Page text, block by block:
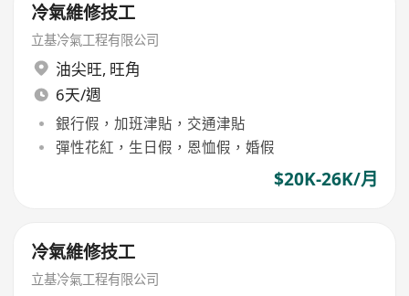
冷氣維修技工
立基冷氣工程有限公司
油尖旺, 旺角
6天/週
銀行假，加班津貼，交通津貼
彈性花紅，生日假，恩恤假，婚假
$20K-26K/月
冷氣維修技工
立基冷氣工程有限公司